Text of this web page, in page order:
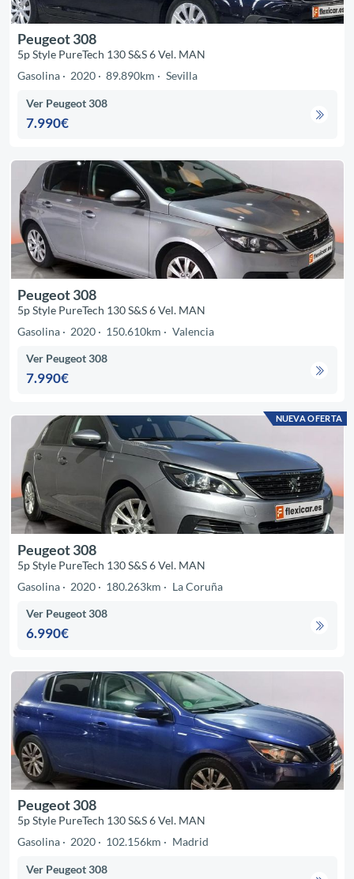
Peugeot 308
5p Style PureTech 130 S&S 6 Vel. MAN
Gasolina
2020 89.890km Sevilla
Ver Peugeot 308
7.990€
Peugeot 308
5p Style PureTech 130 S&S 6 Vel. MAN
Gasolina
2020 150.610km Valencia
Ver Peugeot 308
7.990€
NUEVA OFERTA
Peugeot 308
5p Style PureTech 130 S&S 6 Vel. MAN
Gasolina
2020 180.263km La Coruña
Ver Peugeot 308
6.990€
Peugeot 308
5p Style PureTech 130 S&S 6 Vel. MAN
Gasolina
2020 102.156km Madrid
Ver Peugeot 308